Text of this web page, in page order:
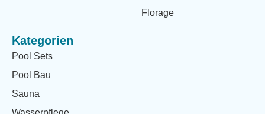
Florage
Kategorien
Pool Sets
Pool Bau
Sauna